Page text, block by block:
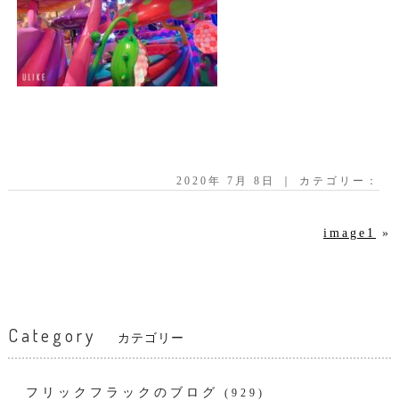
2020年 7月 8日 ｜ カテゴリー：
image1 »
Category カテゴリー
フリックフラックのブログ (929)